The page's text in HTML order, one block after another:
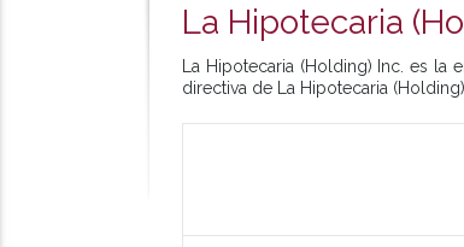
La Hipotecaria
La Hipotecaria (Holding) Inc. es la
directiva de La Hipotecaria (Holding)